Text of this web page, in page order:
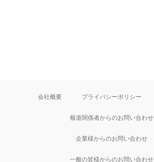
会社概要 プライバシーポリシー
報道関係者からのお問い合わせ
企業様からのお問い合わせ
一般の皆様からのお問い合わせ